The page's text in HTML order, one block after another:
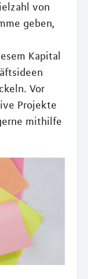
von
geben,
Kapital
Vor
Projekte
mithilfe